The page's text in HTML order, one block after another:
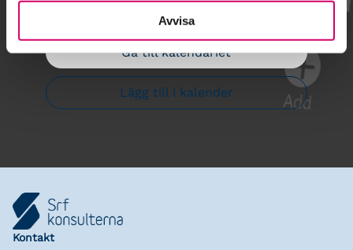
Avvisa
Gå till kalendariet
Lägg till i kalender
Kontakt